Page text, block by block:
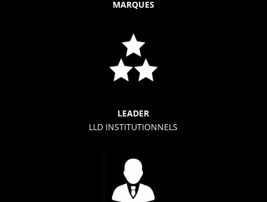
MARQUES
LEADER
LLD INSTITUTIONNELS